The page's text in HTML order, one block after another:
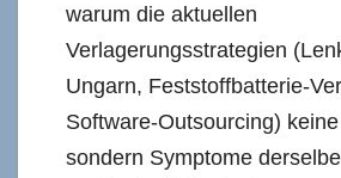
warum die aktuellen
Verlagerungsstrategien
Ungarn, Feststoffbatterie-
Software-Outsourcing)
sondern Symptome